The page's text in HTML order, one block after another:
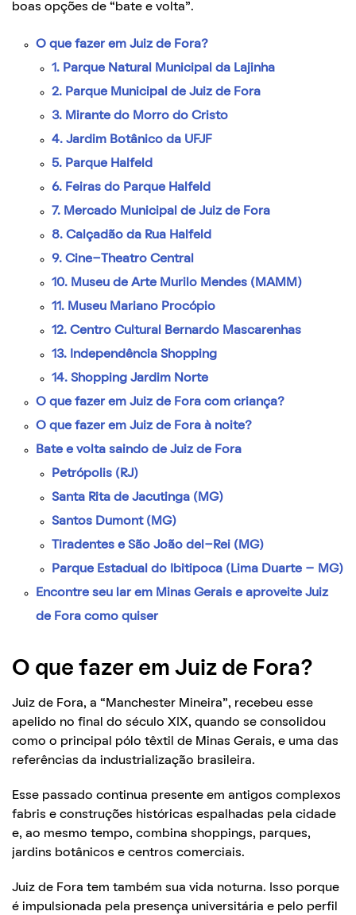
boas opções de “bate e volta”.
O que fazer em Juiz de Fora?
1. Parque Natural Municipal da Lajinha
2. Parque Municipal de Juiz de Fora
3. Mirante do Morro do Cristo
4. Jardim Botânico da UFJF
5. Parque Halfeld
6. Feiras do Parque Halfeld
7. Mercado Municipal de Juiz de Fora
8. Calçadão da Rua Halfeld
9. Cine-Theatro Central
10. Museu de Arte Murilo Mendes (MAMM)
11. Museu Mariano Procópio
12. Centro Cultural Bernardo Mascarenhas
13. Independência Shopping
14. Shopping Jardim Norte
O que fazer em Juiz de Fora com criança?
O que fazer em Juiz de Fora à noite?
Bate e volta saindo de Juiz de Fora
Petrópolis (RJ)
Santa Rita de Jacutinga (MG)
Santos Dumont (MG)
Tiradentes e São João del-Rei (MG)
Parque Estadual do Ibitipoca (Lima Duarte – MG)
Encontre seu lar em Minas Gerais e aproveite Juiz
de Fora como quiser
O que fazer em Juiz de Fora?
Juiz de Fora, a “Manchester Mineira”, recebeu esse
apelido no final do século XIX, quando se consolidou
como o principal pólo têxtil de Minas Gerais, e uma das
referências da industrialização brasileira.
Esse passado continua presente em antigos complexos
fabris e construções históricas espalhadas pela cidade
e, ao mesmo tempo, combina shoppings, parques,
jardins botânicos e centros comerciais.
Juiz de Fora tem também sua vida noturna. Isso porque
é impulsionada pela presença universitária e pelo perfil